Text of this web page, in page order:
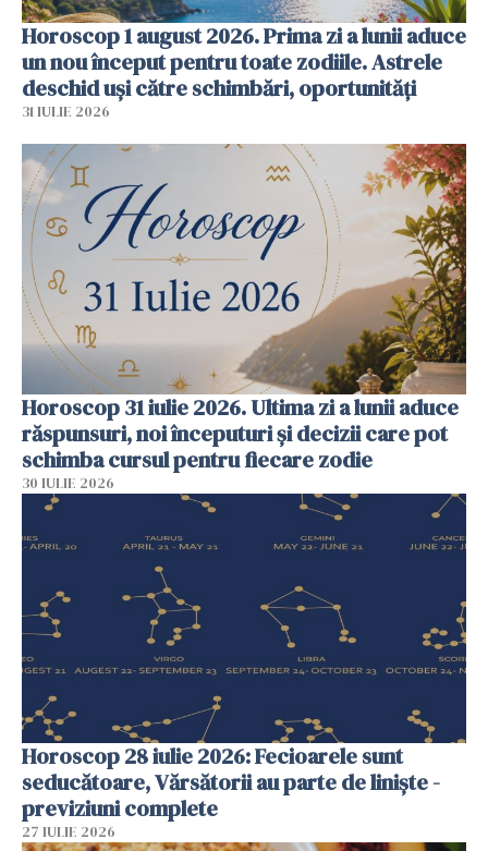
Horoscop 1 august 2026. Prima zi a lunii aduce
un nou început pentru toate zodiile. Astrele
deschid uși către schimbări, oportunități
31 IULIE 2026
Horoscop 31 iulie 2026. Ultima zi a lunii aduce
răspunsuri, noi începuturi și decizii care pot
schimba cursul pentru fiecare zodie
30 IULIE 2026
Horoscop 28 iulie 2026: Fecioarele sunt
seducătoare, Vărsătorii au parte de liniște -
previziuni complete
27 IULIE 2026